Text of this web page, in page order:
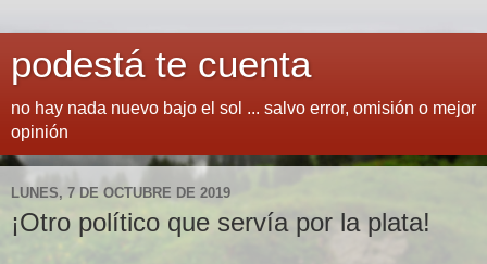
podestá te cuenta
no hay nada nuevo bajo el sol ... salvo error, omisión o mejor
opinión
LUNES, 7 DE OCTUBRE DE 2019
¡Otro político que servía por la plata!